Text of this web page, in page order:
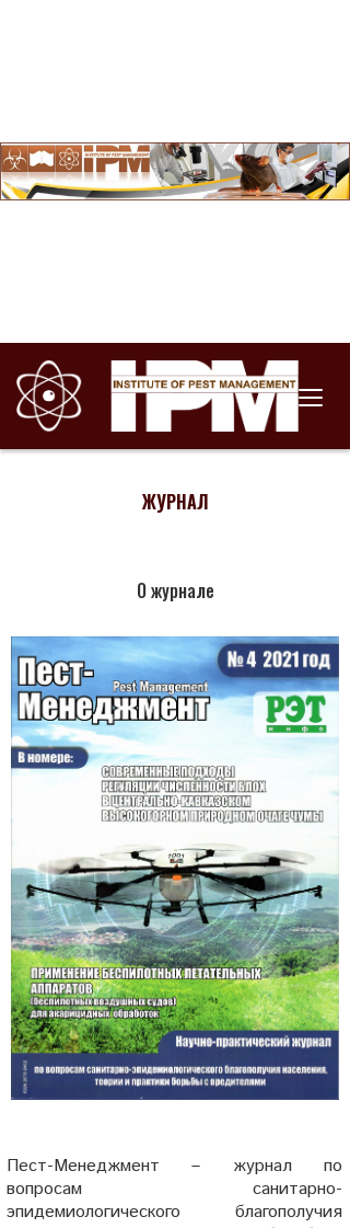
ЖУРНАЛ
О журнале
Пест-Менеджмент – журнал по
вопросам санитарно-
эпидемиологического благополучия